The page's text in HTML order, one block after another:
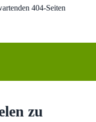
404-Seiten
zu